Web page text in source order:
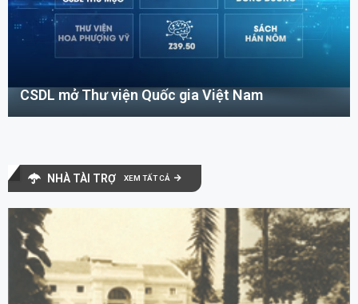
CSDL mở Thư viện Quốc gia Việt Nam
NHÀ TÀI TRỢ XEM TẤT CẢ